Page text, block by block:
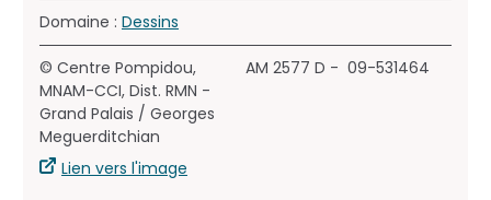
Domaine : Dessins
© Centre Pompidou,
MNAM-CCI, Dist. RMN -
Grand Palais / Georges
Meguerditchian
Lien vers l'image
AM 2577 D - 09-531464